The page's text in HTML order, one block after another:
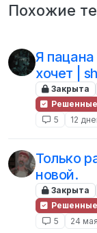
Похожие
Я
хочет |
Закрыта
Решенные
5
12
Только
новой.
Закрыта
Решенные
5
24